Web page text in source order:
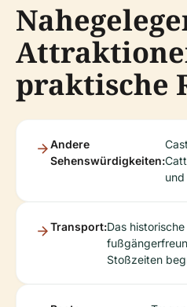
praktische
Andere
Sehenswürdigkeiten:
und
Transport:Das
Stoßzeiten